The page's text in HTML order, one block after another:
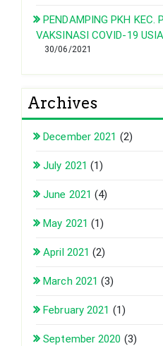
PENDAMPING PKH KEC.
VAKSINASI COVID-19
30/06/2021
Archives
December 2021 (2)
July 2021 (1)
June 2021 (4)
May 2021 (1)
April 2021 (2)
March 2021 (3)
February 2021 (1)
September 2020 (3)